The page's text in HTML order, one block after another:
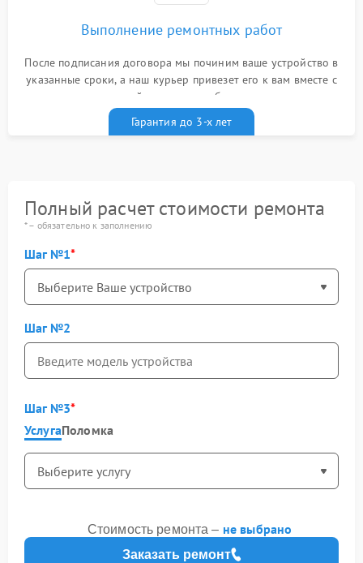
Выполнение ремонтных работ
После подписания договора мы починим ваше устройство в
указанные сроки, а наш курьер привезет его к вам вместе с
гарантийным талоном бесплатно
Гарантия до 3-х лет
Полный расчет стоимости ремонта
* – обязательно к заполнению
Шаг №1
Шаг №2
Шаг №3
УслугаПоломка
Заказать ремонт
Стоимость ремонта – не выбрано